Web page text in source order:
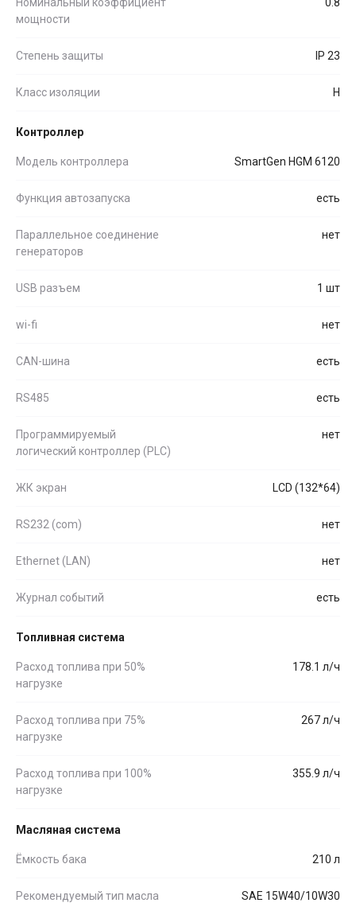
мощности
Степень защиты IP 23
Класс изоляции H
Контроллер
Модель контроллера SmartGen HGM 6120
Функция автозапуска есть
Параллельное соединение
генераторов
нет
USB разъем 1 шт
wi-fi нет
CAN-шина есть
RS485 есть
Программируемый
логический контроллер (PLC)
нет
ЖК экран LCD (132*64)
RS232 (com) нет
Ethernet (LAN) нет
Журнал событий есть
Топливная система
Расход топлива при 50%
нагрузке
178.1 л/ч
Расход топлива при 75%
нагрузке
267 л/ч
Расход топлива при 100%
нагрузке
355.9 л/ч
Масляная система
Ёмкость бака 210 л
Рекомендуемый тип масла SAE 15W40/10W30